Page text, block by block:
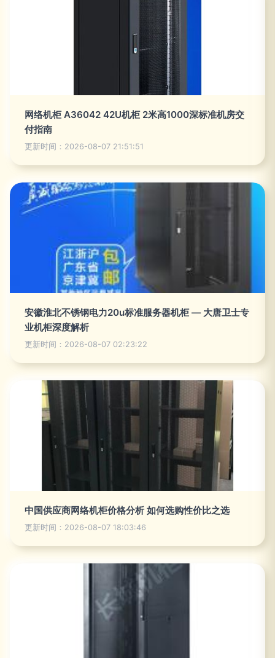
网络机柜 A36042 42U机柜 2米高1000深标准机房交
付指南
更新时间：2026-08-07 21:51:51
安徽淮北不锈钢电力20u标准服务器机柜 — 大唐卫士专
业机柜深度解析
更新时间：2026-08-07 02:23:22
中国供应商网络机柜价格分析 如何选购性价比之选
更新时间：2026-08-07 18:03:46